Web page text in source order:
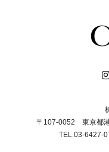
〒107-0052 東京都
TEL.03-6427-